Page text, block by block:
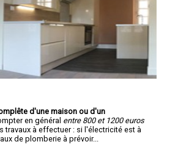
d'une maison ou d'un
en général entre 800 et 1200 euros
travaux à effectuer : si l'électricité est à
de plomberie à prévoir...